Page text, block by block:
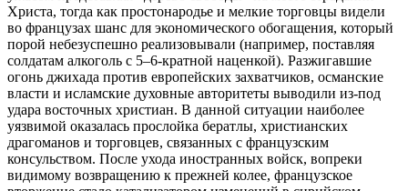
Христа, тогда как простонародье и мелкие торговцы видели
во французах шанс для экономического обогащения, который
порой небезуспешно реализовывали (например, поставляя
солдатам алкоголь с 5–6-кратной наценкой). Разжигавшие
огонь джихада против европейских захватчиков, османские
власти и исламские духовные авторитеты выводили из-под
удара восточных христиан. В данной ситуации наиболее
уязвимой оказалась прослойка бератлы, христианских
драгоманов и торговцев, связанных с французским
консульством. После ухода иностранных войск, вопреки
видимому возвращению к прежней колее, французское